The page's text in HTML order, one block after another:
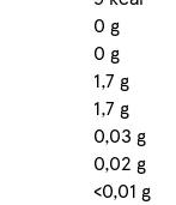
0 g
0 g
1,7 g
1,7 g
0,03 g
0,02 g
<0,01 g